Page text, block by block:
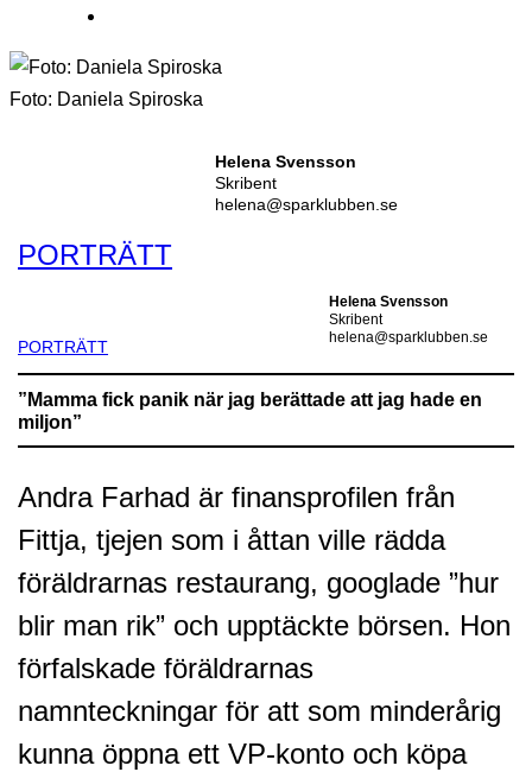
Foto: Daniela Spiroska
Helena Svensson
Skribent
helena@sparklubben.se
PORTRÄTT
PORTRÄTT
Helena Svensson
Skribent
helena@sparklubben.se
”Mamma fick panik när jag berättade att jag hade en
miljon”
Andra Farhad är finansprofilen från
Fittja, tjejen som i åttan ville rädda
föräldrarnas restaurang, googlade ”hur
blir man rik” och upptäckte börsen. Hon
förfalskade föräldrarnas
namnteckningar för att som minderårig
kunna öppna ett VP-konto och köpa